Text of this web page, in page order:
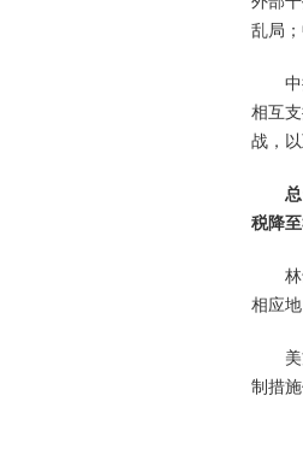
乱局
相互
战，
税降
相应
制措施